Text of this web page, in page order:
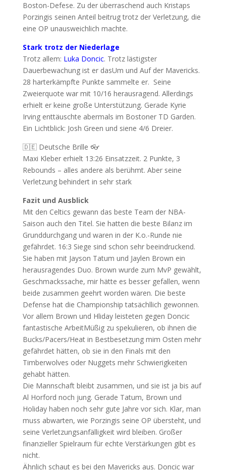
Boston-Defese. Zu der überraschend auch Kristaps
Porzingis seinen Anteil beitrug trotz der Verletzung, die
eine OP unausweichlich machte.
Stark trotz der Niederlage
Trotz allem: Luka Doncic. Trotz lästigster
Dauerbewachung ist er dasUm und Auf der Mavericks.
28 harterkämpfte Punkte sammelte er. Seine
Zweierquote war mit 10/16 herausragend. Allerdings
erhielt er keine große Unterstützung. Gerade Kyrie
Irving enttäuschte abermals im Bostoner TD Garden.
Ein Lichtblick: Josh Green und siene 4/6 Dreier.
🇩🇪 Deutsche Brille 👓
Maxi Kleber erhielt 13:26 Einsatzzeit. 2 Punkte, 3
Rebounds – alles andere als berühmt. Aber seine
Verletzung behindert in sehr stark
Fazit und Ausblick
Mit den Celtics gewann das beste Team der NBA-
Saison auch den Titel. Sie hatten die beste Bilanz im
Grunddurchgang und waren in der K.o.-Runde nie
gefährdet. 16:3 Siege sind schon sehr beeindruckend.
Sie haben mit Jayson Tatum und Jaylen Brown ein
herausragendes Duo. Brown wurde zum MvP gewählt,
Geschmackssache, mir hätte es besser gefallen, wenn
beide zusammen geehrt worden wären. Die beste
Defense hat die Championship tatsächllich gewonnen.
Vor allem Brown und Hliday leisteten gegen Doncic
fantastische ArbeitMüßig zu spekulieren, ob ihnen die
Bucks/Pacers/Heat in Bestbesetzung mim Osten mehr
gefährdet hätten, ob sie in den Finals mit den
Timberwolves oder Nuggets mehr Schwierigkeiten
gehabt hätten.
Die Mannschaft bleibt zusammen, und sie ist ja bis auf
Al Horford noch jung. Gerade Tatum, Brown und
Holiday haben noch sehr gute Jahre vor sich. Klar, man
muss abwarten, wie Porzingis seine OP übersteht, und
seine Verletzungsanfälligkeit wird bleiben. Großer
finanzieller Spielraum für echte Verstärkungen gibt es
nicht.
Ähnlich schaut es bei den Mavericks aus. Doncic war